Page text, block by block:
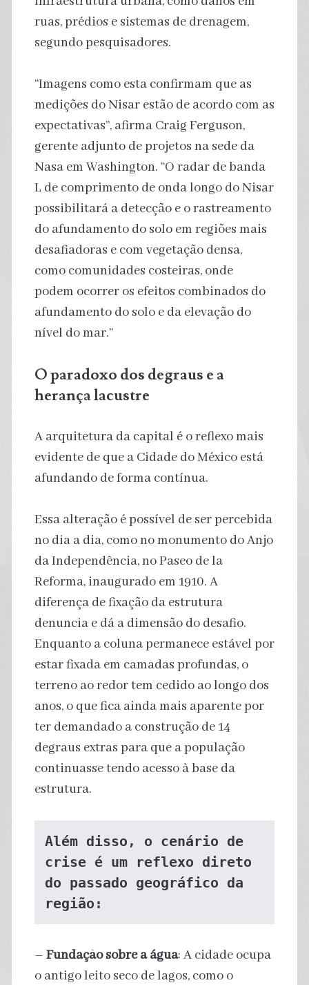
ruas, prédios e sistemas de drenagem,
segundo pesquisadores.
“Imagens como esta confirmam que as
medições do Nisar estão de acordo com as
expectativas”, afirma Craig Ferguson,
gerente adjunto de projetos na sede da
Nasa em Washington. “O radar de banda
L de comprimento de onda longo do Nisar
possibilitará a detecção e o rastreamento
do afundamento do solo em regiões mais
desafiadoras e com vegetação densa,
como comunidades costeiras, onde
podem ocorrer os efeitos combinados do
afundamento do solo e da elevação do
nível do mar.”
O paradoxo dos degraus e a
herança lacustre
A arquitetura da capital é o reflexo mais
evidente de que a Cidade do México está
afundando de forma contínua.
Essa alteração é possível de ser percebida
no dia a dia, como no monumento do Anjo
da Independência, no Paseo de la
Reforma, inaugurado em 1910. A
diferença de fixação da estrutura
denuncia e dá a dimensão do desafio.
Enquanto a coluna permanece estável por
estar fixada em camadas profundas, o
terreno ao redor tem cedido ao longo dos
anos, o que fica ainda mais aparente por
ter demandado a construção de 14
degraus extras para que a população
continuasse tendo acesso à base da
estrutura.
Além disso, o cenário de
crise é um reflexo direto
do passado geográfico da
região:
– Fundação sobre a água: A cidade ocupa
o antigo leito seco de lagos, como o